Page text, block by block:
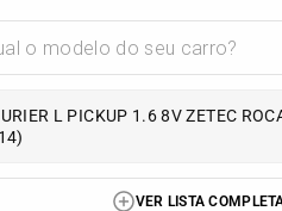
L PICKUP 1.6 8V ZETEC
VER LISTA